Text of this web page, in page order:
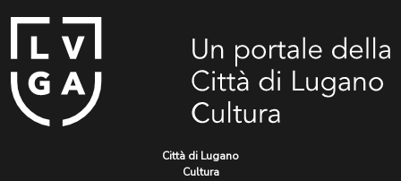
Città di Lugano
Cultura